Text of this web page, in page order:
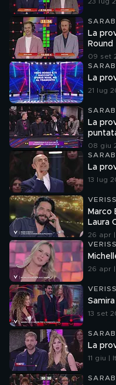
La
Round
09 set
La
21 lug
La
08 giu
La
13 lug
Marco
Laura
26 apr
26 apr
13 set
La
11 giu |